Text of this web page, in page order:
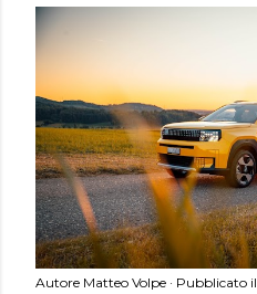
Autore Matteo Volpe Pubblicato il